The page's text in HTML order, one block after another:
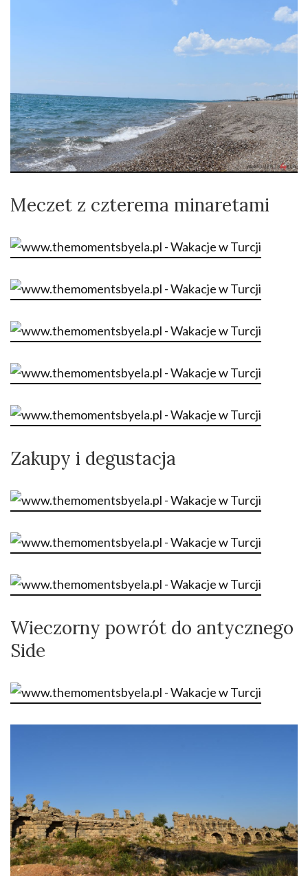
Meczet z czterema minaretami
Zakupy i degustacja
Wieczorny powrót do antycznego
Side